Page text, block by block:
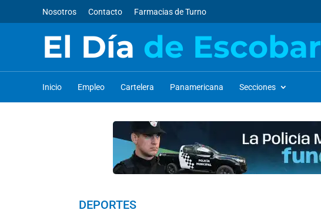
Nosotros Contacto Farmacias de Turno
El Día de Escobar
Inicio Empleo Cartelera Panamericana Secciones
DEPORTES